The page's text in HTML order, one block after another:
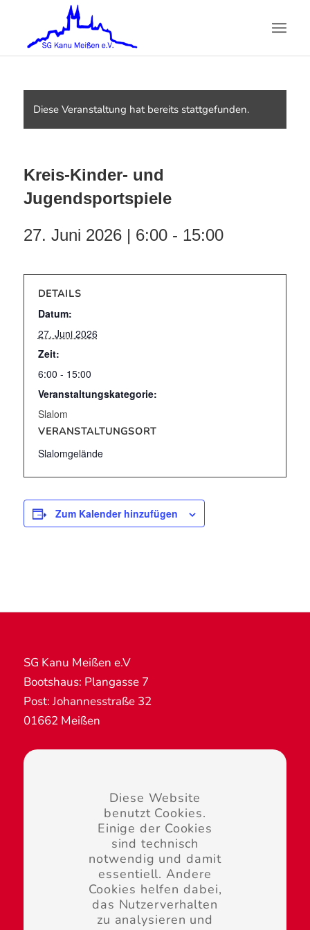
Diese Veranstaltung hat bereits stattgefunden.
Kreis-Kinder- und
Jugendsportspiele
27. Juni 2026 | 6:00- 15:00
DETAILS
Datum:
27. Juni 2026
Zeit:
6:00 - 15:00
Veranstaltungskategorie:
Slalom
VERANSTALTUNGSORT
Slalomgelände
Zum Kalender hinzufügen
SG Kanu Meißen e.V
Bootshaus: Plangasse 7
Post: Johannesstraße 32
01662 Meißen
Übernachtungsanfragen:
touristik@kanu-meissen.de
Diese Website
benutzt Cookies.
Einige der Cookies
sind technisch
notwendig und damit
essentiell. Andere
Cookies helfen dabei,
das Nutzerverhalten
zu analysieren und